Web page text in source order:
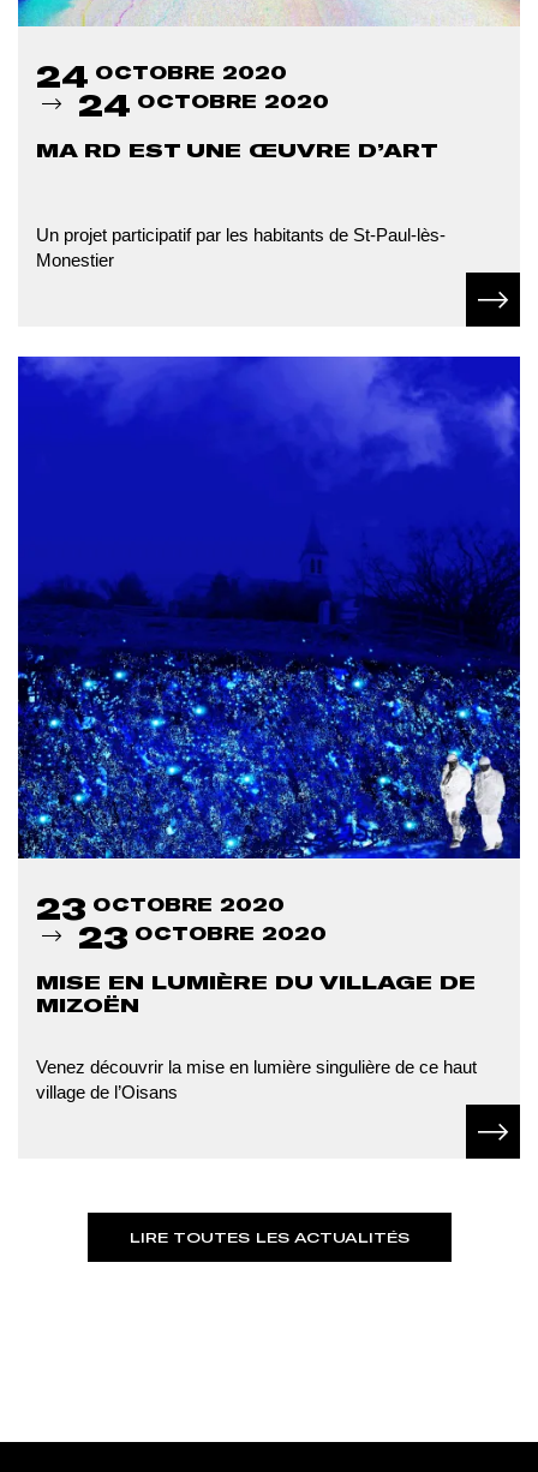
MA RD EST UNE ŒUVRE D’ART
24 OCTOBRE 2020
24 OCTOBRE 2020
Un projet participatif par les habitants de St-Paul-lès-
Monestier
En
MISE EN LUMIÈRE DU VILLAGE DE
MIZOËN
23 OCTOBRE 2020
23 OCTOBRE 2020
Venez découvrir la mise en lumière singulière de ce haut
village de l’Oisans
En
LIRE TOUTES LES ACTUALITÉS